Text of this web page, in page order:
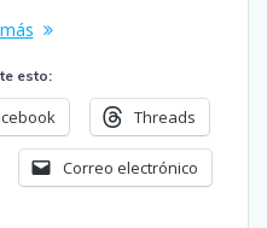
esto:
Threads
Correo electrónico